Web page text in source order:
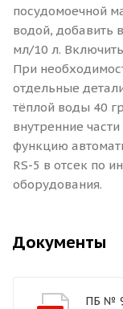
посудомоечной
водой, добавить
мл/10 л.
При
отдельные
тёплой воды 40
внутренние
функцию
RS-5 в отсек по
оборудования.
Документы
ПБ №